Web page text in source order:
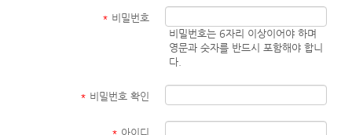
회원은 계정 정보를 안전하게 관리할 책임이 있으며, 계정의 무단
사용에 대해 즉시 사이트에 통지해야 합니다.
회원은 게시판에 글을 작성할 수 있습니다.
작성한 콘텐츠에 대한 저작권은 회원에게 있으며, 사이트는 콘텐츠
를 서비스 제공 및 홍보 목적으로 사용할 수 있는 비독점적 사용권
* 비밀번호
비밀번호는 6자리 이상이어야 하며
영문과 숫자를 반드시 포함해야 합니
다.
* 비밀번호 확인
* 아이디